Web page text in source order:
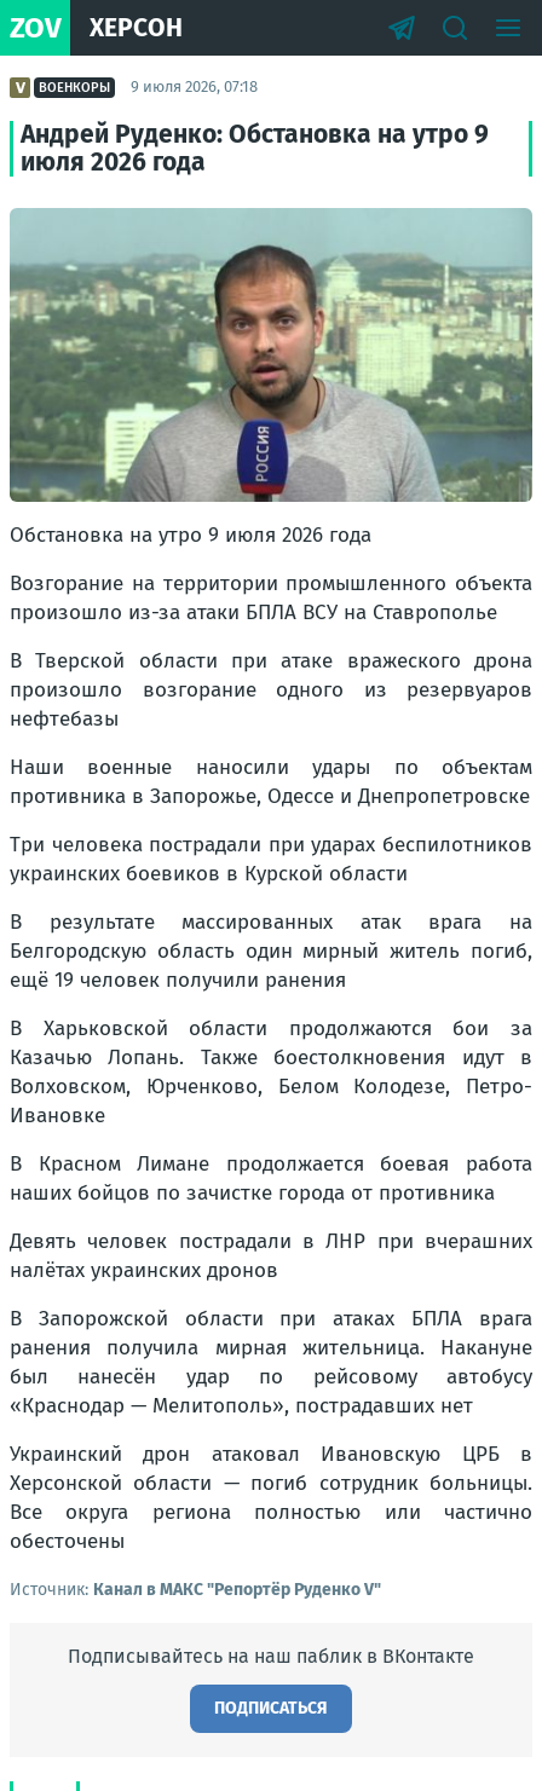
ZOV ХЕРСОН
ВОЕНКОРЫ 9 июля 2026, 07:18
Андрей Руденко: Обстановка на утро 9
июля 2026 года
Обстановка на утро 9 июля 2026 года
Возгорание на территории промышленного объекта
произошло из-за атаки БПЛА ВСУ на Ставрополье
В Тверской области при атаке вражеского дрона
произошло возгорание одного из резервуаров
нефтебазы
Наши военные наносили удары по объектам
противника в Запорожье, Одессе и Днепропетровске
Три человека пострадали при ударах беспилотников
украинских боевиков в Курской области
В результате массированных атак врага на
Белгородскую область один мирный житель погиб,
ещё 19 человек получили ранения
В Харьковской области продолжаются бои за
Казачью Лопань. Также боестолкновения идут в
Волховском, Юрченково, Белом Колодезе, Петро-
Ивановке
В Красном Лимане продолжается боевая работа
наших бойцов по зачистке города от противника
Девять человек пострадали в ЛНР при вчерашних
налётах украинских дронов
В Запорожской области при атаках БПЛА врага
ранения получила мирная жительница. Накануне
был нанесён удар по рейсовому автобусу
«Краснодар — Мелитополь», пострадавших нет
Украинский дрон атаковал Ивановскую ЦРБ в
Херсонской области — погиб сотрудник больницы.
Все округа региона полностью или частично
обесточены
Источник: Канал в МАКС "Репортёр Руденко V"
Подписывайтесь на наш паблик в ВКонтакте
ПОДПИСАТЬСЯ